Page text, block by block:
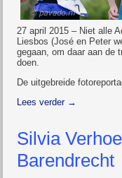
27 april 2015 – Niet alle
Liesbos (José en Peter
gegaan, om daar aan de
doen.
De uitgebreide
Lees verder →
Silvia
Barendrecht